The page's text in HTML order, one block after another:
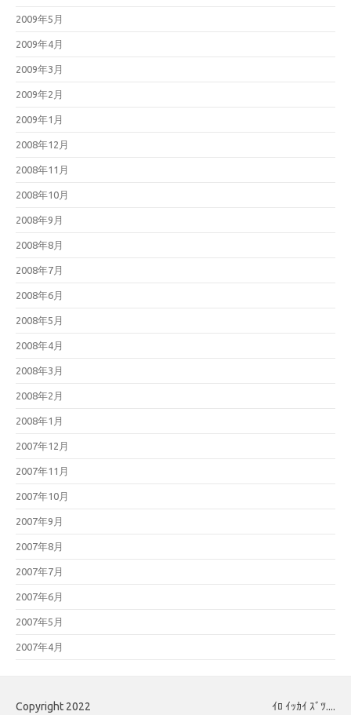
2009年5月
2009年4月
2009年3月
2009年2月
2009年1月
2008年12月
2008年11月
2008年10月
2008年9月
2008年8月
2008年7月
2008年6月
2008年5月
2008年4月
2008年3月
2008年2月
2008年1月
2007年12月
2007年11月
2007年10月
2007年9月
2007年8月
2007年7月
2007年6月
2007年5月
2007年4月
Copyright 2022 ｲﾛ ｲｯｶｲ ｽﾞﾂ....